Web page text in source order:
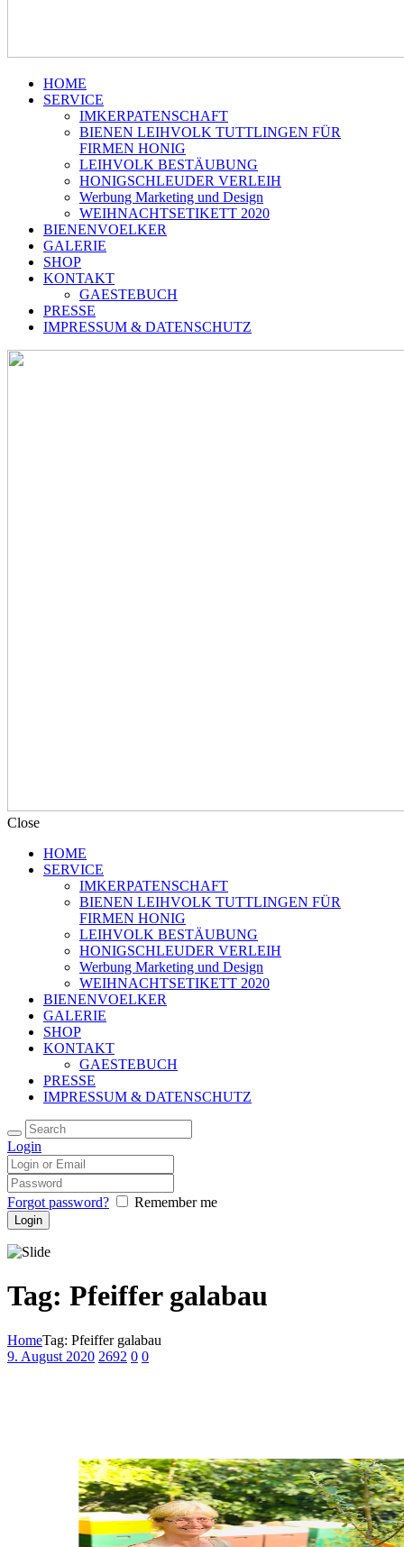
HOME
SERVICE
IMKERPATENSCHAFT
BIENEN LEIHVOLK TUTTLINGEN FÜR
FIRMEN HONIG
LEIHVOLK BESTÄUBUNG
HONIGSCHLEUDER VERLEIH
Werbung Marketing und Design
WEIHNACHTSETIKETT 2020
BIENENVOELKER
GALERIE
SHOP
KONTAKT
GAESTEBUCH
PRESSE
IMPRESSUM & DATENSCHUTZ
Close
HOME
SERVICE
IMKERPATENSCHAFT
BIENEN LEIHVOLK TUTTLINGEN FÜR
FIRMEN HONIG
LEIHVOLK BESTÄUBUNG
HONIGSCHLEUDER VERLEIH
Werbung Marketing und Design
WEIHNACHTSETIKETT 2020
BIENENVOELKER
GALERIE
SHOP
KONTAKT
GAESTEBUCH
PRESSE
IMPRESSUM & DATENSCHUTZ
Login
Forgot password? Remember me
Tag: Pfeiffer galabau
HomeTag: Pfeiffer galabau
9. August 2020 2692 0 0